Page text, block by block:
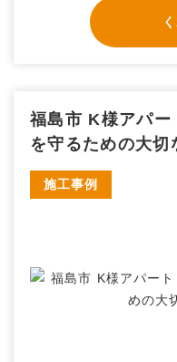
福島市 K様アパー
を守るための大切
施工事例